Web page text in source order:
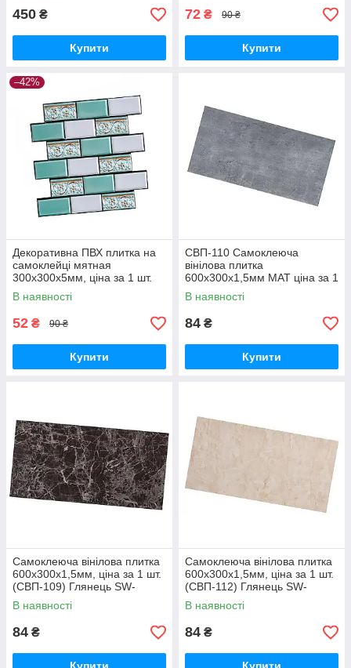
450 ₴
Купити
72 ₴ 90 ₴
Купити
–42%
Декоративна ПВХ плитка на
самоклейці мятная
300х300х5мм, ціна за 1 шт.
(СПП-505) SW-00001139
В наявності
52 ₴ 90 ₴
Купити
СВП-110 Самоклеюча
вінілова плитка
600х300х1,5мм МАТ ціна за 1
шт. SW-00003251
В наявності
84 ₴
Купити
Самоклеюча вінілова плитка
600х300х1,5мм, ціна за 1 шт.
(СВП-109) Глянець SW-
00000498
В наявності
84 ₴
Самоклеюча вінілова плитка
600х300х1,5мм, ціна за 1 шт.
(СВП-112) Глянець SW-
00000501
В наявності
84 ₴